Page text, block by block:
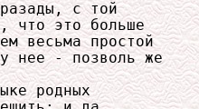
с той
что это больше
весьма простой
нее - позволь же
родных